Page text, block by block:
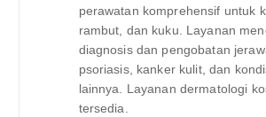
perawatan komprehensif untuk
rambut, dan kuku. Layanan
diagnosis dan pengobatan
psoriasis, kanker kulit, dan
lainnya. Layanan dermatologi
tersedia.